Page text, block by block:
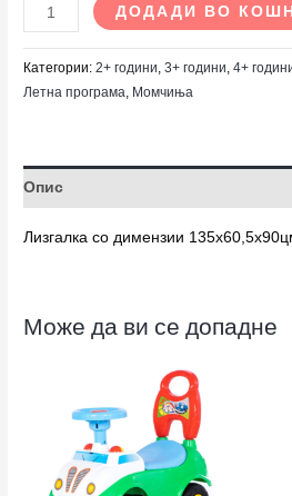
ДОДАДИ ВО
Категории:2+ години,3+ години,4+
Летна програма, Момчиња
Опис
Лизгалка со димензии
Може да ви се допадне